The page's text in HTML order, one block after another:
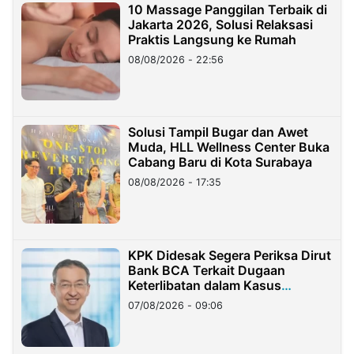
10 Massage Panggilan Terbaik di
Jakarta 2026, Solusi Relaksasi
Praktis Langsung ke Rumah
08/08/2026 - 22:56
Solusi Tampil Bugar dan Awet
Muda, HLL Wellness Center Buka
Cabang Baru di Kota Surabaya
08/08/2026 - 17:35
KPK Didesak Segera Periksa Dirut
Bank BCA Terkait Dugaan
Keterlibatan dalam Kasus
Hilangnya Dana Nasabah Rp2,58
Miliar
07/08/2026 - 09:06